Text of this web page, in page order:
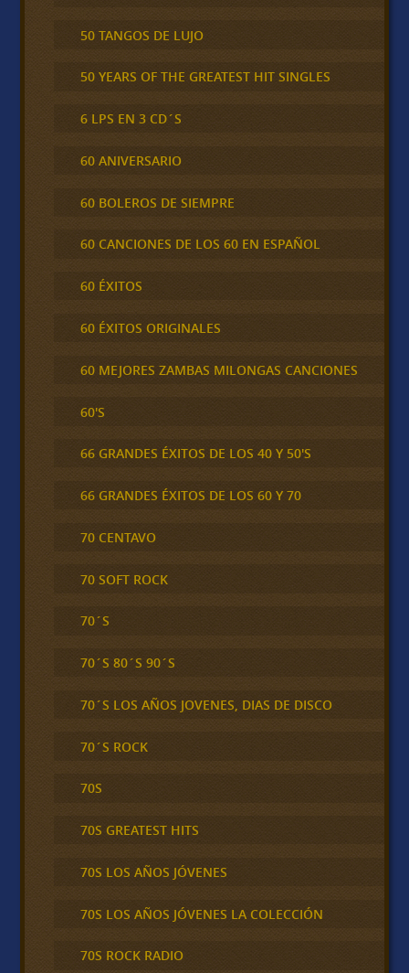
50 TANGOS DE LUJO
50 YEARS OF THE GREATEST HIT SINGLES
6 LPS EN 3 CD´S
60 ANIVERSARIO
60 BOLEROS DE SIEMPRE
60 CANCIONES DE LOS 60 EN ESPAÑOL
60 ÉXITOS
60 ÉXITOS ORIGINALES
60 MEJORES ZAMBAS MILONGAS CANCIONES
60'S
66 GRANDES ÉXITOS DE LOS 40 Y 50'S
66 GRANDES ÉXITOS DE LOS 60 Y 70
70 CENTAVO
70 SOFT ROCK
70´S
70´S 80´S 90´S
70´S LOS AÑOS JOVENES, DIAS DE DISCO
70´S ROCK
70S
70S GREATEST HITS
70S LOS AÑOS JÓVENES
70S LOS AÑOS JÓVENES LA COLECCIÓN
70S ROCK RADIO